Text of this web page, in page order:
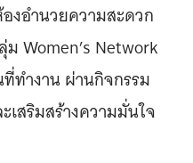
งอำนวยความสะดวก
Women’s Network
ทำงาน ผ่านกิจกรรม
สริมสร้างความมั่นใจ